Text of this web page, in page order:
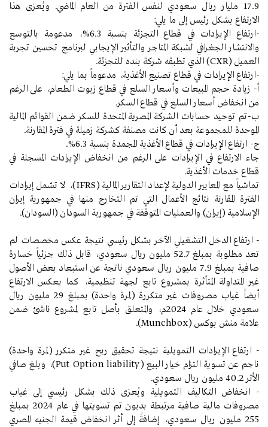
17.9 مليار ريال سعودي لنفس الفترة من العام الماضي. ويُعزى هذا
الارتفاع بشكل رئيس إلى ما يلي:
-ارتفاع الإيرادات في قطاع التجزئة بنسبة 6.3%، مدعومة بالتوسع
والانتشار الجغرافي لشبكة المتاجر والتأثير الإيجابي لبرنامج تحسين تجربة
العميل (CXR) الذي تطبقه شركة بنده للتجزئة.
-ارتفاع الإيرادات في قطاع تصنيع الأغذية، مدعوماً بما يلي:
أ- زيادة حجم المبيعات وأسعار السلع في قطاع زيوت الطعام، على الرغم
من انخفاض أسعار السلع في قطاع السكر.
ب-تم توحيد حسابات الشركة المصرية المتحدة للسكر ضمن القوائم المالية
الموحدة للمجموعة بعد أن كانت مصنفة كشركة زميلة في فترة المقارنة.
ج- ارتفاع الإيرادات في قطاع الأغذية المجمدة بنسبة 6.3%.
جاء الارتفاع في الإيرادات على الرغم من انخفاض الإيرادات المسجلة في
قطاع خدمات الأغذية.
تماشياً مع المعايير الدولية لإعداد التقارير المالية (IFRS)، لا تشمل إيرادات
الفترة المقارنة نتائج الأعمال التي تم التخارج منها في جمهورية إيران
الإسلامية (إيران) والعمليات المتوقفة في جمهورية السودان (السودان).
- ارتفاع الدخل التشغيلي الآخر بشكل رئيسي نتيجة عكس مخصصات لم
تعد مطلوبة بمبلغ 52.7 مليون ريال سعودي، قابل ذلك جزئياً خسارة
صافية بمبلغ 7.9 مليون ريال سعودي ناتجة عن استبعاد بعض الأصول
غير المتداولة المتأثرة بمشروع تابع لجهة تنظيمية، كما يعكس الارتفاع
أيضاً غياب مصروفات غير متكررة (لمرة واحدة) بمبلغ 29 مليون ريال
سعودي خلال عام 2024م، والمتعلق بأصل تابع لمشروع ناشئ ضمن
علامة منش بوكس (Munchbox).
- ارتفاع الإيرادات التمويلية نتيجة تحقيق ربح غير متكرر (لمرة واحدة)
ناجم عن تسوية التزام خيار البيع (Put Option liability)، وبلغ صافي
الأثر 40.2 مليون ريال سعودي.
- انخفاض التكاليف التمويلية ويُعزى ذلك بشكل رئيسي إلى غياب
مصروفات مالية صافية مرتبطة بديون تم تسويتها في عام 2024 بمبلغ
255 مليون ريال سعودي، إضافةً إلى أثر انخفاض قيمة الجنيه المصري